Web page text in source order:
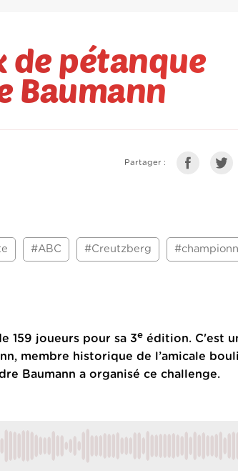
de pétanque
Baumann
Partager :
#ABC #Creutzberg
159 joueurs pour sa 3e édition. C'est
membre historique de l’amicale
Baumann a organisé ce challenge.